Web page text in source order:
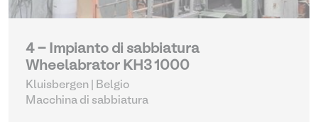
4 - Impianto di sabbiatura
Wheelabrator KH3 1000
Kluisbergen | Belgio
Macchina di sabbiatura